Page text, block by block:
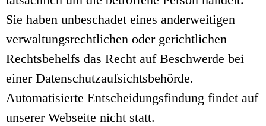
Sie haben unbeschadet eines anderweitigen
verwaltungsrechtlichen oder gerichtlichen
Rechtsbehelfs das Recht auf Beschwerde bei
einer Datenschutzaufsichtsbehörde.
Automatisierte Entscheidungsfindung findet auf
unserer Webseite nicht statt.